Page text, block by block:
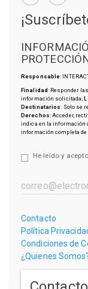
Responsable:
Finalidad: Responder
información solicitada;
Destinatarios: Solo se
Derechos: Acceder,
indica en la información
información completa
He leído y
Contacto
Política
Condiciones de
¿Quienes